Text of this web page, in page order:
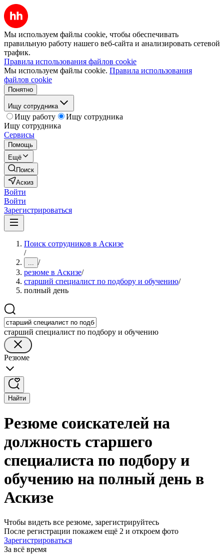
Мы используем файлы cookie, чтобы обеспечивать
правильную работу нашего веб-сайта и анализировать сетевой
трафик.
Правила использования файлов cookie
Мы используем файлы cookie. Правила использования
файлов cookie
Понятно
Ищу сотрудника
Ищу работу
Ищу сотрудника
Ищу сотрудника
Сервисы
Помощь
Ещё
Поиск
Аскиз
Войти
Войти
Зарегистрироваться
Поиск сотрудников в Аскизе
/
... /
резюме в Аскизе/
старший специалист по подбору и обучению/
полный день
старший специалист по подбору и обучению
Резюме
Найти
Резюме соискателей на
должность старшего
специалиста по подбору и
обучению на полный день в
Аскизе
Чтобы видеть все резюме, зарегистрируйтесь
После регистрации покажем ещё 2 и откроем фото
Зарегистрироваться
За всё время